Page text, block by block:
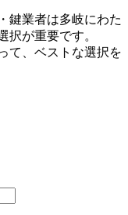
鍵業者は多岐にわた
択が重要です。
て、ベストな選択を